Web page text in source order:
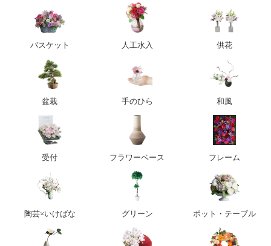
バスケット 人工水入 供花
盆栽 手のひら 和風
受付 フラワーベース フレーム
陶芸×いけばな グリーン ポット・テーブル